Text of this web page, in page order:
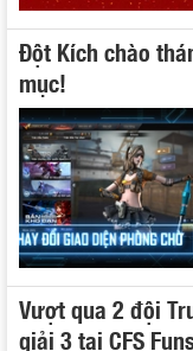
Đột Kích chào
mục!
Vượt qua 2 đội
giải 3 tại CFS